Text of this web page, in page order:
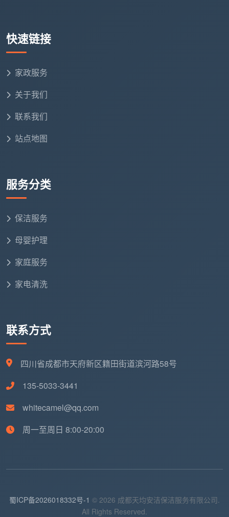
快速链接
家政服务
关于我们
联系我们
站点地图
服务分类
保洁服务
母婴护理
家庭服务
家电清洗
联系方式
四川省成都市天府新区籍田街道滨河路58号
135-5033-3441
whitecamel@qq.com
周一至周日 8:00-20:00
蜀ICP备2026018332号-1 © 2026 成都天均安洁保洁服务有限公司.
All Rights Reserved.